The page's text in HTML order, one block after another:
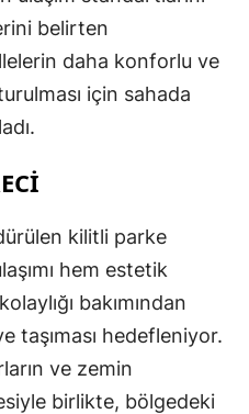
belirten
daha konforlu ve
için sahada
kilitli parke
hem estetik
bakımından
taşıması hedefleniyor.
ve zemin
birlikte, bölgedeki